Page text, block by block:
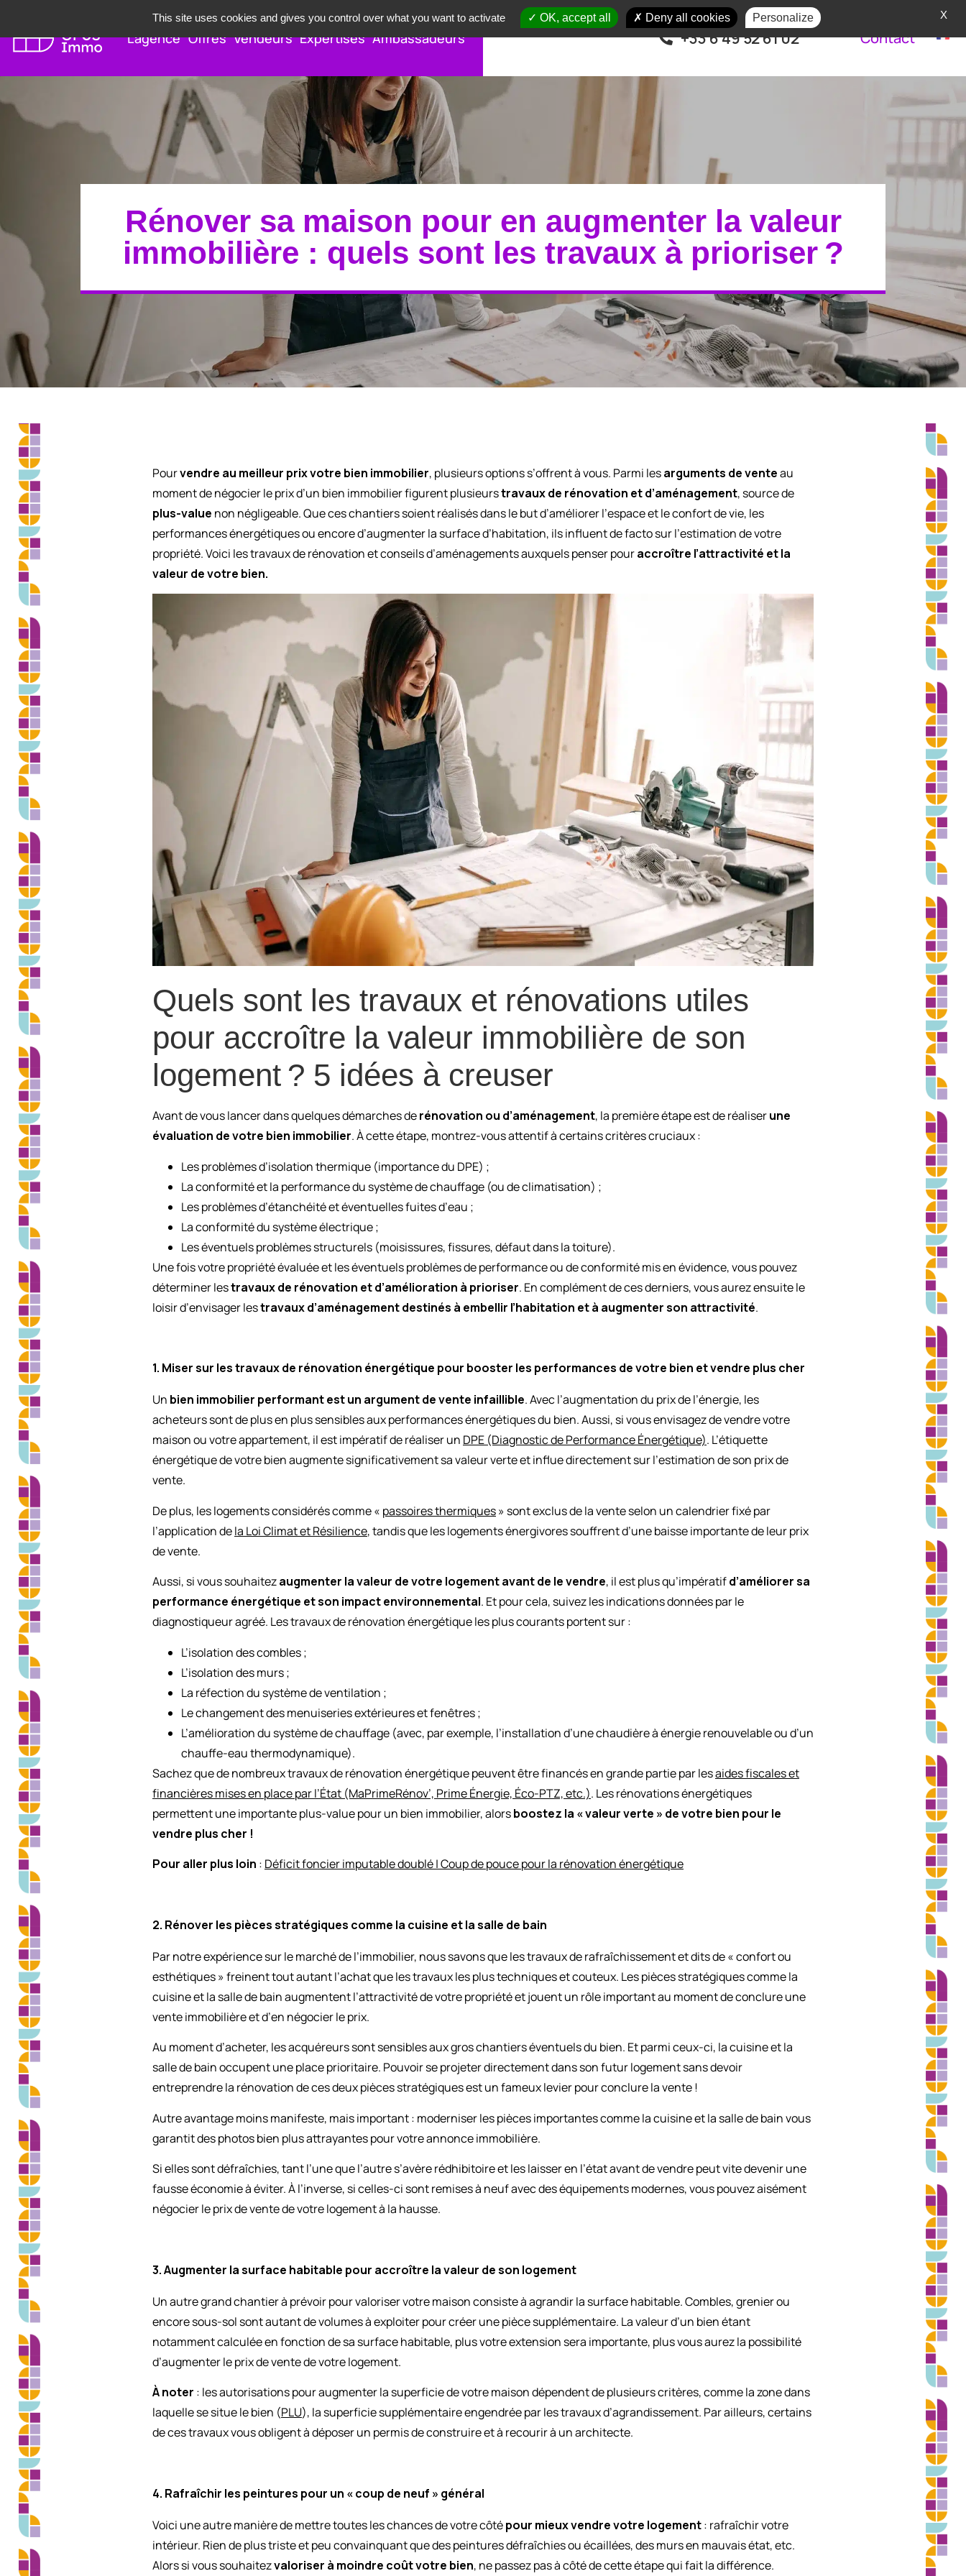
L’agence Offres Vendeurs Expertises Ambassadeurs +33 6 49 52 61 02 Contact
Rénover sa maison pour en augmenter la valeur
immobilière : quels sont les travaux à prioriser ?
Pourvendre au meilleur prix votre bien immobilier, plusieurs options s’offrent à vous. Parmi lesarguments de venteau
moment de négocier le prix d’un bien immobilier figurent plusieurstravaux de rénovation et d’aménagement, source de
plus-value non négligeable. Que ces chantiers soient réalisés dans le but d’améliorer l’espace et le confort de vie, les
performances énergétiques ou encore d’augmenter la surface d’habitation, ils influent de facto sur l’estimation de votre
propriété. Voici les travaux de rénovation et conseils d’aménagements auxquels penser pouraccroître l’attractivité et la
valeur de votre bien.
Quels sont les travaux et rénovations utiles
pour accroître la valeur immobilière de son
logement ? 5 idées à creuser
Avant de vous lancer dans quelques démarches derénovation ou d’aménagement, la première étape est de réaliserune
évaluation de votre bien immobilier. À cette étape, montrez-vous attentif à certains critères cruciaux :
Les problèmes d’isolation thermique (importance du DPE) ;
La conformité et la performance du système de chauffage (ou de climatisation) ;
Les problèmes d’étanchéité et éventuelles fuites d’eau ;
La conformité du système électrique ;
Les éventuels problèmes structurels (moisissures, fissures, défaut dans la toiture).
Une fois votre propriété évaluée et les éventuels problèmes de performance ou de conformité mis en évidence, vous pouvez
déterminer lestravaux de rénovation et d’amélioration à prioriser. En complément de ces derniers, vous aurez ensuite le
loisir d’envisager lestravaux d’aménagement destinés à embellir l’habitation et à augmenter son attractivité.
1. Miser sur les travaux de rénovation énergétique pour booster les performances de votre bien et vendre plus cher
Un bien immobilier performant est un argument de vente infaillible. Avec l’augmentation du prix de l’énergie, les
acheteurs sont de plus en plus sensibles aux performances énergétiques du bien. Aussi, si vous envisagez de vendre votre
maison ou votre appartement, il est impératif de réaliser un DPE (Diagnostic de Performance Énergétique). L’étiquette
énergétique de votre bien augmente significativement sa valeur verte et influe directement sur l’estimation de son prix de
vente.
De plus, les logements considérés comme « passoires thermiques» sont exclus de la vente selon un calendrier fixé par
l’application dela Loi Climat et Résilience, tandis que les logements énergivores souffrent d’une baisse importante de leur prix
de vente.
Aussi, si vous souhaitezaugmenter la valeur de votre logement avant de le vendre, il est plus qu’impératifd’améliorer sa
performance énergétique et son impact environnemental. Et pour cela, suivez les indications données par le
diagnostiqueur agréé. Les travaux de rénovation énergétique les plus courants portent sur :
L’isolation des combles ;
L’isolation des murs ;
La réfection du système de ventilation ;
Le changement des menuiseries extérieures et fenêtres ;
L’amélioration du système de chauffage (avec, par exemple, l’installation d’une chaudière à énergie renouvelable ou d’un
chauffe-eau thermodynamique).
Sachez que de nombreux travaux de rénovation énergétique peuvent être financés en grande partie par lesaides fiscales et
financières mises en place par l’État (MaPrimeRénov’, Prime Énergie, Éco-PTZ, etc.). Les rénovations énergétiques
permettent une importante plus-value pour un bien immobilier, alorsboostez la « valeur verte » de votre bien pour le
vendre plus cher !
Pour aller plus loin : Déficit foncier imputable doublé | Coup de pouce pour la rénovation énergétique
2. Rénover les pièces stratégiques comme la cuisine et la salle de bain
Par notre expérience sur le marché de l’immobilier, nous savons que les travaux de rafraîchissement et dits de « confort ou
esthétiques » freinent tout autant l’achat que les travaux les plus techniques et couteux. Les pièces stratégiques comme la
cuisine et la salle de bain augmentent l’attractivité de votre propriété et jouent un rôle important au moment de conclure une
vente immobilière et d’en négocier le prix.
Au moment d’acheter, les acquéreurs sont sensibles aux gros chantiers éventuels du bien. Et parmi ceux-ci, la cuisine et la
salle de bain occupent une place prioritaire. Pouvoir se projeter directement dans son futur logement sans devoir
entreprendre la rénovation de ces deux pièces stratégiques est un fameux levier pour conclure la vente !
Autre avantage moins manifeste, mais important : moderniser les pièces importantes comme la cuisine et la salle de bain vous
garantit des photos bien plus attrayantes pour votre annonce immobilière.
Si elles sont défraîchies, tant l’une que l’autre s’avère rédhibitoire et les laisser en l’état avant de vendre peut vite devenir une
fausse économie à éviter. À l’inverse, si celles-ci sont remises à neuf avec des équipements modernes, vous pouvez aisément
négocier le prix de vente de votre logement à la hausse.
3. Augmenter la surface habitable pour accroître la valeur de son logement
Un autre grand chantier à prévoir pour valoriser votre maison consiste à agrandir la surface habitable. Combles, grenier ou
encore sous-sol sont autant de volumes à exploiter pour créer une pièce supplémentaire. La valeur d’un bien étant
notamment calculée en fonction de sa surface habitable, plus votre extension sera importante, plus vous aurez la possibilité
d’augmenter le prix de vente de votre logement.
À noter : les autorisations pour augmenter la superficie de votre maison dépendent de plusieurs critères, comme la zone dans
laquelle se situe le bien (PLU), la superficie supplémentaire engendrée par les travaux d’agrandissement. Par ailleurs, certains
de ces travaux vous obligent à déposer un permis de construire et à recourir à un architecte.
4. Rafraîchir les peintures pour un « coup de neuf » général
Voici une autre manière de mettre toutes les chances de votre côtépour mieux vendre votre logement: rafraîchir votre
intérieur. Rien de plus triste et peu convainquant que des peintures défraîchies ou écaillées, des murs en mauvais état, etc.
Alors si vous souhaitezvaloriser à moindre coût votre bien, ne passez pas à côté de cette étape qui fait la différence.
X
This site uses cookies and gives you control over what you want to activate OK, accept all Deny all cookies Personalize